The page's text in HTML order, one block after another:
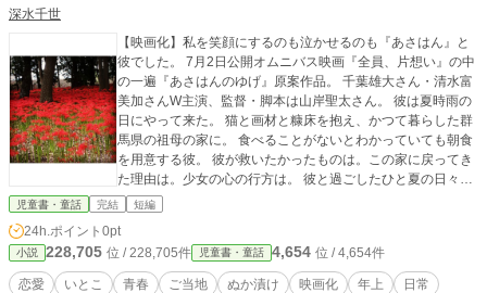
深水千世
【映画化】私を笑顔にするのも泣かせるのも『あさはん』と
彼でした。 7月2日公開オムニバス映画『全員、片想い』の中
の一遍『あさはんのゆげ』原案作品。 千葉雄大さん・清水富
美加さんW主演、監督・脚本は山岸聖太さん。 彼は夏時雨の
日にやって来た。 猫と画材と糠床を抱え、かつて暮らした群
馬県の祖母の家に。 食べることがないとわかっていても朝食
を用意する彼。 彼が救いたかったものは。この家に戻ってき
た理由は。少女の心の行方は。 彼と過ごしたひと夏の日々が
輝きだす。 FMヨコハマ『アナタの恋、映画化します。』受賞
児童書・童話 完結 短編
24h.ポイント 0pt
小説 228,705 位 / 228,705件 児童書・童話 4,654 位 / 4,654件
恋愛 いとこ 青春 ご当地 ぬか漬け 映画化 年上
日常